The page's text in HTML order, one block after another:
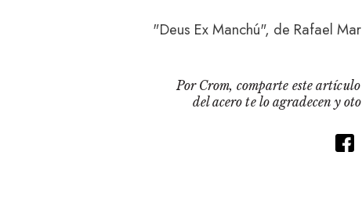
"Deus Ex Manchú", de Rafael
Por Crom, comparte este
del acero te lo agradecen y